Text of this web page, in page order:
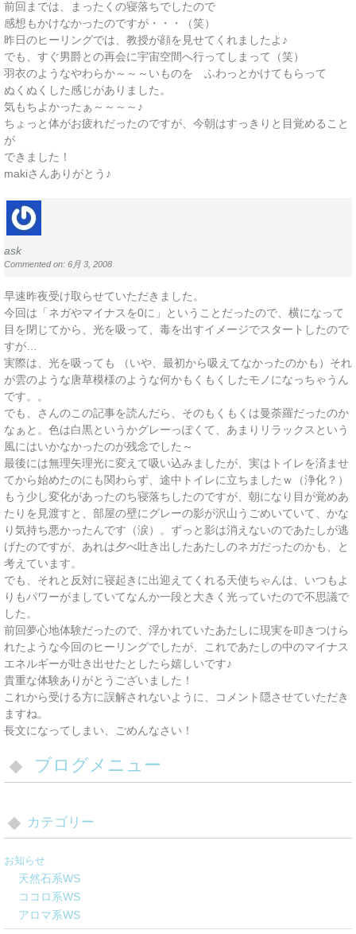
前回までは、まったくの寝落ちでしたので
感想もかけなかったのですが・・・（笑）
昨日のヒーリングでは、教授が顔を見せてくれましたよ♪
でも、すぐ男爵との再会に宇宙空間へ行ってしまって（笑）
羽衣のようなやわらか～～～いものを ふわっとかけてもらって
ぬくぬくした感じがありました。
気もちよかったぁ～～～～♪
ちょっと体がお疲れだったのですが、今朝はすっきりと目覚めること
が
できました！
makiさんありがとう♪
ask
Commented on: 6月 3, 2008
早速昨夜受け取らせていただきました。
今回は「ネガやマイナスを0に」ということだったので、横になって
目を閉じてから、光を吸って、毒を出すイメージでスタートしたので
すが…
実際は、光を吸っても （いや、最初から吸えてなかったのかも）それ
が雲のような唐草模様のような何かもくもくしたモノになっちゃうん
です。。
でも、さんのこの記事を読んだら、そのもくもくは曼荼羅だったのか
なぁと。色は白黒というかグレーっぽくて、あまりリラックスという
風にはいかなかったのが残念でした～
最後には無理矢理光に変えて吸い込みましたが、実はトイレを済ませ
てから始めたのにも関わらず、途中トイレに立ちましたｗ（浄化？）
もう少し変化があったのち寝落ちしたのですが、朝になり目が覚めあ
たりを見渡すと、部屋の壁にグレーの影が沢山うごめいていて、かな
り気持ち悪かったんです（涙）。ずっと影は消えないのであたしが逃
げたのですが、あれは夕べ吐き出したあたしのネガだったのかも、と
考えています。
でも、それと反対に寝起きに出迎えてくれる天使ちゃんは、いつもよ
りもパワーがましていてなんか一段と大きく光っていたので不思議で
した。
前回夢心地体験だったので、浮かれていたあたしに現実を叩きつけら
れたような今回のヒーリングでしたが、これであたしの中のマイナス
エネルギーが吐き出せたとしたら嬉しいです♪
貴重な体験ありがとうございました！
これから受ける方に誤解されないように、コメント隠させていただき
ますね。
長文になってしまい、ごめんなさい！
ブログメニュー
カテゴリー
お知らせ
天然石系WS
ココロ系WS
アロマ系WS